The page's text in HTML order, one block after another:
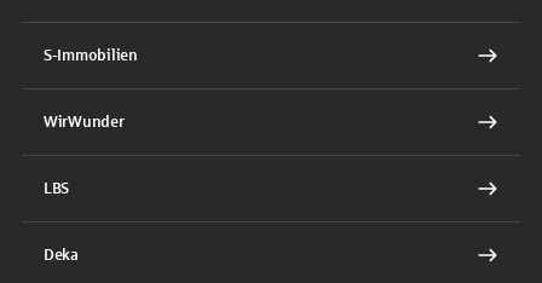
S-Immobilien
WirWunder
LBS
Deka